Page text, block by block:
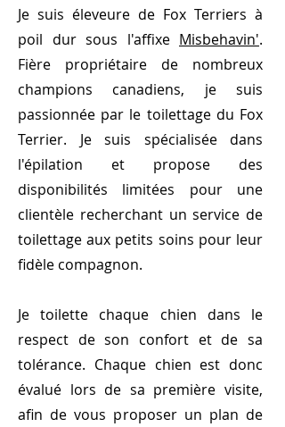
Je suis éleveure de Fox Terriers à
poil dur sous l'affixe Misbehavin'.
Fière propriétaire de nombreux
champions canadiens, je suis
passionnée par le toilettage du Fox
Terrier. Je suis spécialisée dans
l'épilation et propose des
disponibilités limitées pour une
clientèle recherchant un service de
toilettage aux petits soins pour leur
fidèle compagnon.
Je toilette chaque chien dans le
respect de son confort et de sa
tolérance. Chaque chien est donc
évalué lors de sa première visite,
afin de vous proposer un plan de